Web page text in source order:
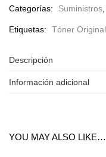
Categorías: Suministros
Etiquetas: Tóner Original
Descripción
Información adicional
YOU MAY ALSO LIKE…